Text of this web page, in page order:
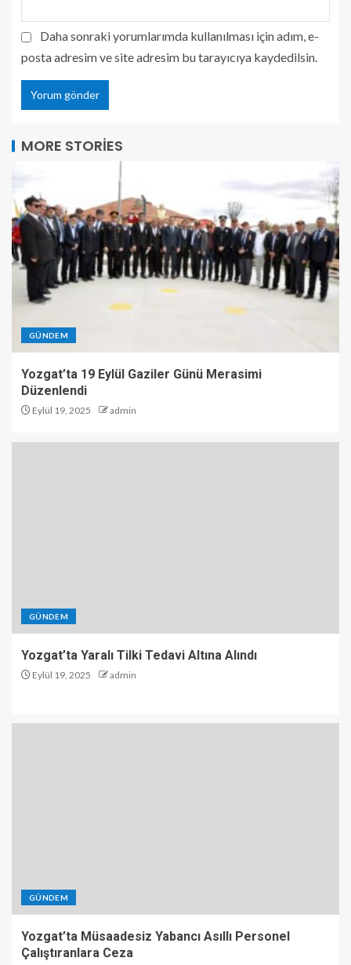
Daha sonraki yorumlarımda kullanılması için adım, e-
posta adresim ve site adresim bu tarayıcıya kaydedilsin.
MORE STORIES
GÜNDEM
Yozgat’ta 19 Eylül Gaziler Günü Merasimi
Düzenlendi
Eylül 19, 2025 admin
GÜNDEM
Yozgat’ta Yaralı Tilki Tedavi Altına Alındı
Eylül 19, 2025 admin
GÜNDEM
Yozgat’ta Müsaadesiz Yabancı Asıllı Personel
Çalıştıranlara Ceza